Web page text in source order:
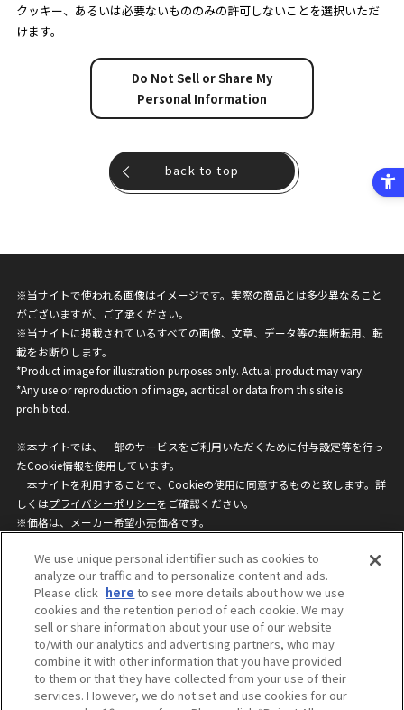
クッキー、あるいは必要ないもののみの許可しないことを選択いただ
けます。
Do Not Sell or Share My
Personal Information
back to top
※当サイトで使われる画像はイメージです。実際の商品とは多少異なること
がございますが、ご了承ください。
※当サイトに掲載されているすべての画像、文章、データ等の無断転用、転
載をお断りします。
*Product image for illustration purposes only. Actual product may vary.
*Any use or reproduction of image, acritical or data from this site is
prohibited.
※本サイトでは、一部のサービスをご利用いただくために付与設定等を行っ
たCookie情報を使用しています。
本サイトを利用することで、Cookieの使用に同意するものと致します。詳
しくはプライバシーポリシーをご確認ください。
※価格は、メーカー希望小売価格です。
ざいますのでご了承ください。
privacypolicy
Do Not Sell or Share My
Personal Information
ウェブサイトご利用条件
ソーシャルメディアポリシー
個人情報保護方針
お問い合わせ
We use unique personal identifier such as cookies to
analyze our traffic and to personalize content and ads.
Please click here to see more details about how we use
cookies and the retention period of each cookie. We may
sell or share information about your use of our website
to/with our analytics and advertising partners, who may
combine it with other information that you have provided
to them or that they have collected from your use of their
services. However, we do not set and use cookies for our